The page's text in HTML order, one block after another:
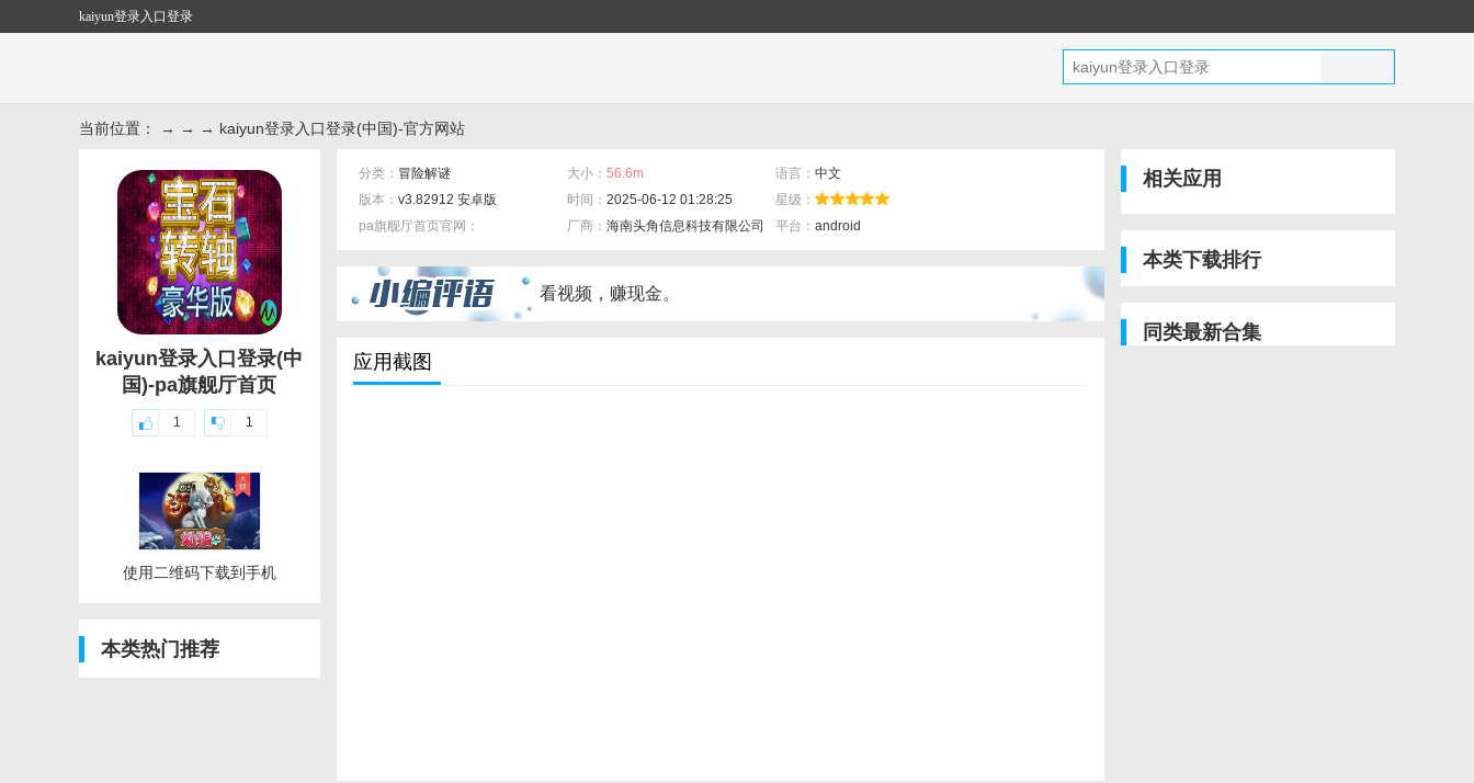
kaiyun登录入口登录
当前位置： → → → kaiyun登录入口登录(中国)-官方网站
kaiyun登录入口登录(中
国)-pa旗舰厅首页
1 1
使用二维码下载到手机
本类热门推荐
分类： 冒险解谜 大小： 56.6m 语言： 中文
版本： v3.82912 安卓版 时间： 2025-06-12 01:28:25
星级：
pa旗舰厅首页官网：
厂商： 海南头角信息科技有限公司 平台： android
看视频，赚现金。
应用截图
相关应用
本类下载排行
同类最新合集